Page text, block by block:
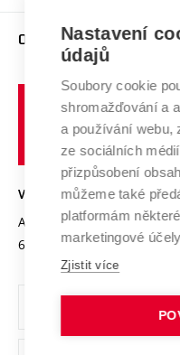
E-přihláška
Závěrečné práce
Doktorské studium
Studium bez bariér
Podpora podnikání
Mezinárodní vědecká rada
Systém zajišťování kvality
Výzkumné infrastruktury
Transfer znalostí
Open Science
Projekty
Projekty ze strukturálních
Specifický výzkum
Firemní spolupráce
Zahraniční spolupráce
Spolupráce se školami
Mezinárodní dohody
Univerzitní sítě
O UNIVERZITĚ
Profil univerzity
Udržitelná univerzita
Podnikavá univerzita /
Bezpečná univerzita
Vyznamenání
Organizační struktura
Ochrana osobních údajů
VYSOKÉ UČENÍ
Antonínská 548/1
602 00 Brno
Nastavení
údajů
Soubory cookie
shromažďování a
a používání webu,
ze sociálních
přizpůsobení
můžeme také
platformám
marketingové
Zjistit více